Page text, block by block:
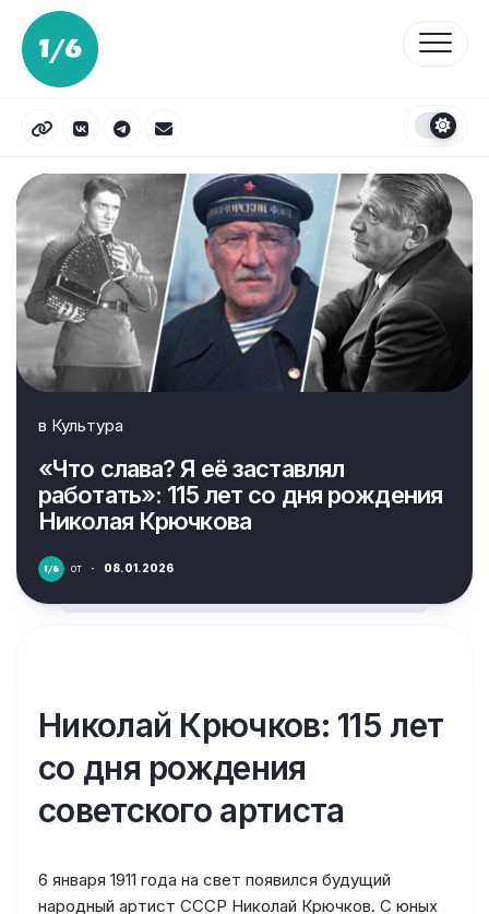
Перейти
содержанию
в Культура
«Что слава? Я её заставлял
работать»: 115 лет со дня рождения
Николая Крючкова
от · 08.01.2026
Николай Крючков: 115 лет
со дня рождения
советского артиста
6 января 1911 года на свет появился будущий
народный артист СССР Николай Крючков. С юных